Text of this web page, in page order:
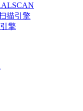
描引擎
擎